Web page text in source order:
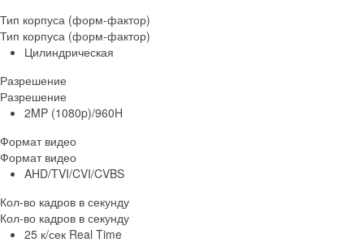
Тип корпуса (форм-фактор)
Тип корпуса (форм-фактор)
Цилиндрическая
Разрешение
Разрешение
2MP (1080p)/960H
Формат видео
Формат видео
AHD/TVI/CVI/CVBS
Кол-во кадров в секунду
Кол-во кадров в секунду
25 к/сек Real Time